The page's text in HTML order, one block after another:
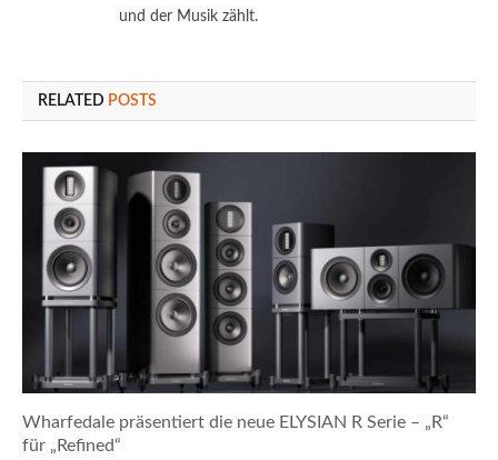
und der Musik zählt.
RELATED POSTS
Wharfedale präsentiert die neue ELYSIAN R Serie – „R“
für „Refined“